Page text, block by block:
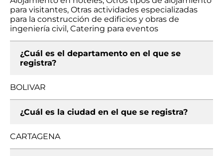
para visitantes, Otras actividades especializadas
para la construcción de edificios y obras de
ingeniería civil, Catering para eventos
¿Cuál es el departamento en el que se
registra?
BOLIVAR
¿Cuál es la ciudad en el que se registra?
CARTAGENA